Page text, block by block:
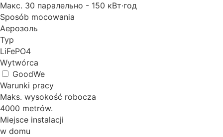
Макс. 30 паралельно - 150 кВт·год
Sposób mocowania
Аерозоль
Typ
LiFePO4
Wytwórca
GoodWe
Warunki pracy
Maks. wysokość robocza
4000 metrów.
Miejsce instalacji
w domu